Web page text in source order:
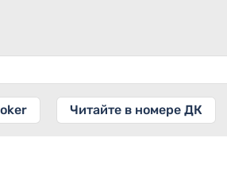
Читайте в номере ДК